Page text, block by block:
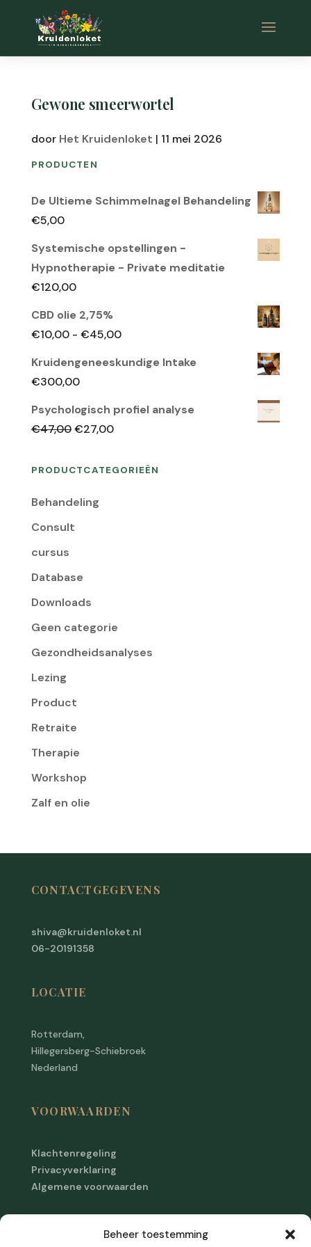
Beheer toestemming
Gewone smeerwortel
door Het Kruidenloket | 11 mei 2026
PRODUCTEN
De Ultieme Schimmelnagel Behandeling
€5,00
Systemische opstellingen -
Hypnotherapie - Private meditatie
€120,00
CBD olie 2,75%
€10,00 - €45,00Prijsklasse:
Kruidengeneeskundige Intake
€300,00
Psychologisch profiel analyse
€47,00 Oorspronkelijke
was:
€27,00Huidige
is:
PRODUCTCATEGORIEËN
Behandeling
Consult
cursus
Database
Downloads
Geen categorie
Gezondheidsanalyses
Lezing
Product
Retraite
Therapie
Workshop
Zalf en olie
CONTACTGEGEVENS
shiva@kruidenloket.nl
06-20191358
LOCATIE
Rotterdam,
Hillegersberg-Schiebroek
Nederland
VOORWAARDEN
Klachtenregeling
Privacyverklaring
Algemene voorwaarden